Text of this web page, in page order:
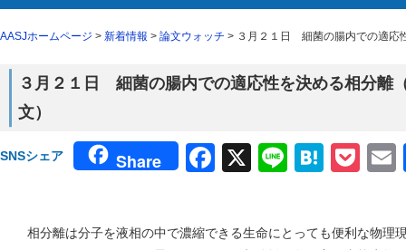
AASJホームページ > 新着情報 > 論文ウォッチ > ３月２１日 細菌の腸内での適応
３月２１日 細菌の腸内での適応性を決める相分離
文）
SNSシェア Share Facebook
X Line
相分離は分子を液相の中で濃縮できる生命にとっても便利な物理